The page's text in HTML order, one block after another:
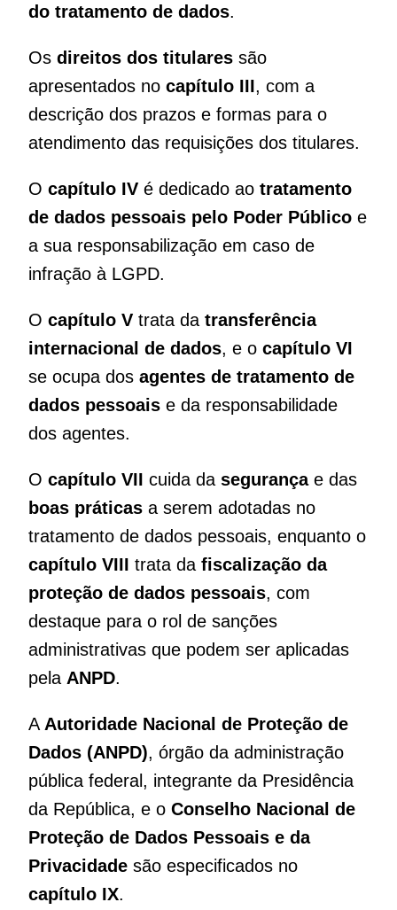
do tratamento de dados.
Os direitos dos titularessão
apresentados no capítulo III, com a
descrição dos prazos e formas para o
atendimento das requisições dos titulares.
O capítulo IVé dedicado ao tratamento
de dados pessoais pelo Poder Públicoe
a sua responsabilização em caso de
infração à LGPD.
O capítulo Vtrata da transferência
internacional de dados, e o capítulo VI
se ocupa dos agentes de tratamento de
dados pessoaise da responsabilidade
dos agentes.
O capítulo VII cuida da segurançae das
boas práticasa serem adotadas no
tratamento de dados pessoais, enquanto o
capítulo VIII trata da fiscalização da
proteção de dados pessoais, com
destaque para o rol de sanções
administrativas que podem ser aplicadas
pela ANPD.
A Autoridade Nacional de Proteção de
Dados (ANPD), órgão da administração
pública federal, integrante da Presidência
da República, e o Conselho Nacional de
Proteção de Dados Pessoais e da
Privacidadesão especificados no
capítulo IX.